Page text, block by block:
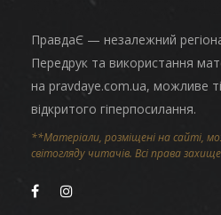
ПравдаЄ — незалежний
Передрук та використання
на pravdaye.com.ua, можливе
відкритого гіперпосилання.
**Матеріали, розміщені на сайті,
світогляду читачів. Всі права